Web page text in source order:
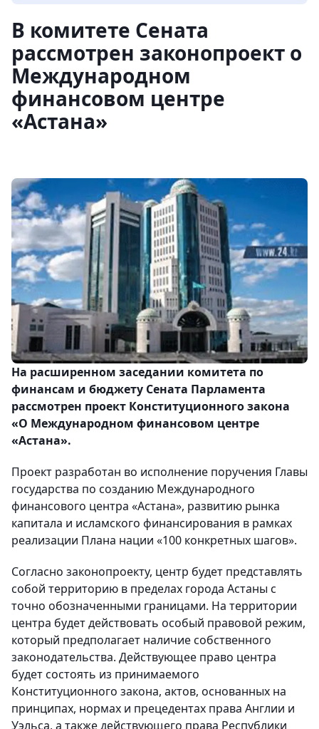
В комитете Сената
рассмотрен законопроект о
Международном
финансовом центре
«Астана»
На расширенном заседании комитета по
финансам и бюджету Сената Парламента
рассмотрен проект Конституционного закона
«О Международном финансовом центре
«Астана».
Проект разработан во исполнение поручения Главы
государства по созданию Международного
финансового центра «Астана», развитию рынка
капитала и исламского финансирования в рамках
реализации Плана нации «100 конкретных шагов».
Согласно законопроекту, центр будет представлять
собой территорию в пределах города Астаны с
точно обозначенными границами. На территории
центра будет действовать особый правовой режим,
который предполагает наличие собственного
законодательства. Действующее право центра
будет состоять из принимаемого
Конституционного закона, актов, основанных на
принципах, нормах и прецедентах права Англии и
Уэльса, а также действующего права Республики